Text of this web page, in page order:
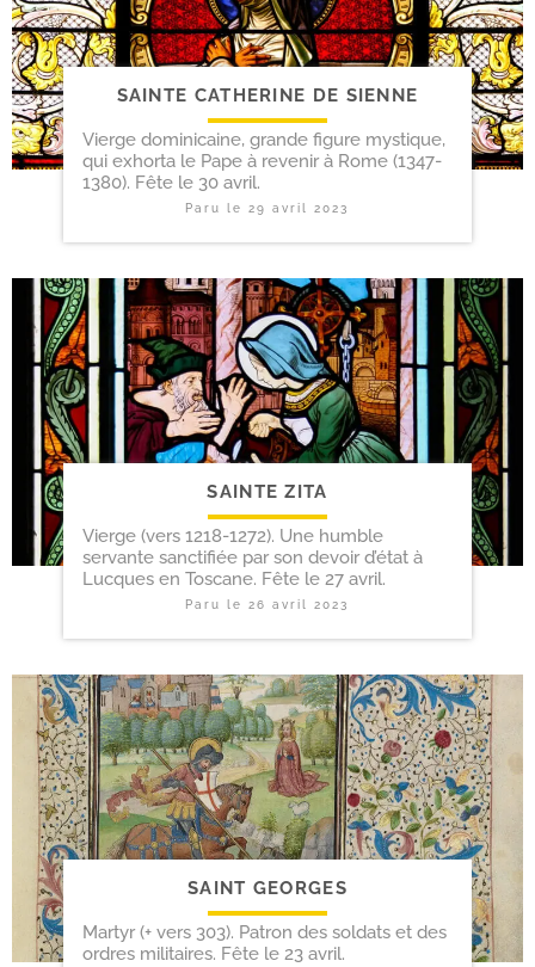
SAINTE CATHERINE DE SIENNE
Vierge dominicaine, grande figure mystique,
qui exhorta le Pape à revenir à Rome (1347-
1380). Fête le 30 avril.
Paru le29 avril 2023
SAINTE ZITA
Vierge (vers 1218-1272). Une humble
servante sanctifiée par son devoir d’état à
Lucques en Toscane. Fête le 27 avril.
Paru le26 avril 2023
SAINT GEORGES
Martyr (+ vers 303). Patron des soldats et des
ordres militaires. Fête le 23 avril.